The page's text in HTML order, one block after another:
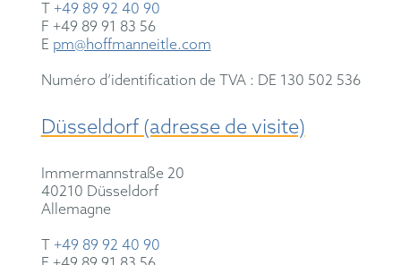
T +49 89 92 40 90
F +49 89 91 83 56
E pm@hoffmanneitle.com
Numéro d’identification de TVA : DE 130 502 536
Düsseldorf (adresse de visite)
Immermannstraße 20
40210 Düsseldorf
Allemagne
T +49 89 92 40 90